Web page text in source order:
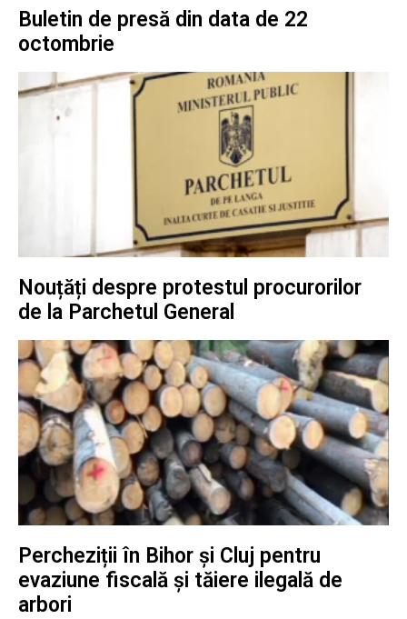
Buletin de presă din data de 22
octombrie
Nouțăți despre protestul procurorilor
de la Parchetul General
Percheziții în Bihor și Cluj pentru
evaziune fiscală și tăiere ilegală de
arbori